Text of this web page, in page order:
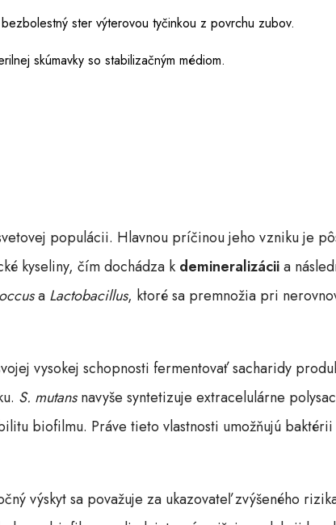
ster výterovou tyčinkou z povrchu zubov.
skúmavky so stabilizačným médiom.
populácii. Hlavnou príčinou jeho vzniku je
kyseliny, čím dochádza k demineralizáciia
a Lactobacillus, ktoré sa premnožia pri
vysokej schopnosti fermentovať sacharidy
S. mutansnavyše syntetizuje extracelulárne
biofilmu. Práve tieto vlastnosti umožňujú
výskyt sa považuje za ukazovateľ zvýšeného